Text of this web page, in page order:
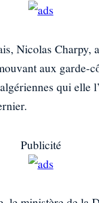
Nicolas Charpy,
aux garde-
qui elle
Publicité